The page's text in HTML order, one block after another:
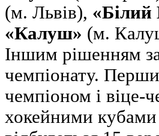
(м. Львів), «Білий
«Калуш» (м.
Іншим рішенням
чемпіонату.
чемпіоном і віце-
хокейними